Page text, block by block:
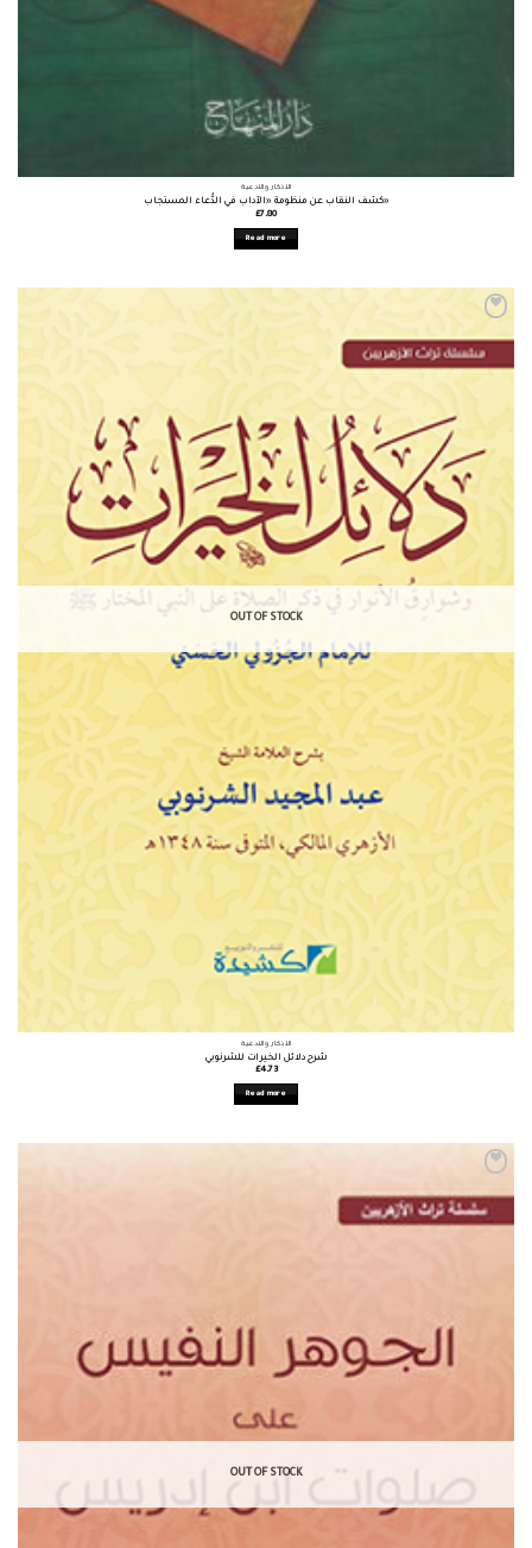
الأذكار والأدعية
كشف النقاب عن منظومة «الآداب في الدُّعاء المستجاب»
£7.80
Read more
OUT OF STOCK
الأذكار والأدعية
شرح دلائل الخيرات للشرنوبي
£4.73
Read more
OUT OF STOCK